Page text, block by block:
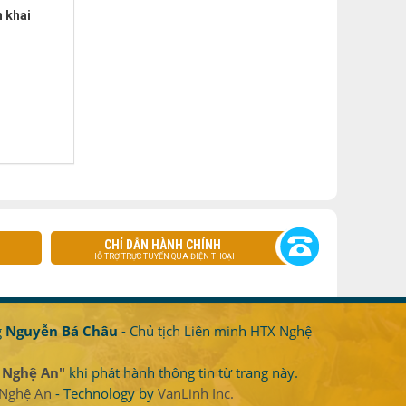
khai
CHỈ DẪN HÀNH CHÍNH
HỖ TRỢ TRỰC TUYẾN QUA ĐIỆN THOẠI
Nguyễn Bá Châu - Chủ tịch Liên minh HTX Nghệ
An" khi phát hành thông tin từ trang này.
An - Technology by VanLinh Inc.